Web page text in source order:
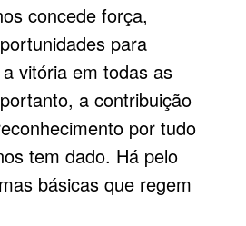
concede força,
para
vitória em todas as
a contribuição
por tudo
tem dado. Há pelo
básicas que regem